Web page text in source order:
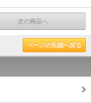
次の商品へ
ページの先頭へ戻る